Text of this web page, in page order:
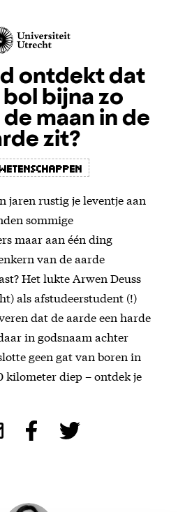
ontdekt dat
bol bijna zo
maan in de
zit?
jaren rustig je leventje aan
sommige
maar aan één ding
van de aarde
Het lukte Arwen Deuss
als afstudeerstudent (!)
dat de aarde een harde
in godsnaam achter
geen gat van boren in
kilometer diep – ontdek je